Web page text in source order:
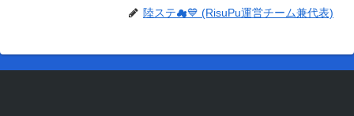
陸ステ☁💙 (RisuPu運営チーム兼代表)